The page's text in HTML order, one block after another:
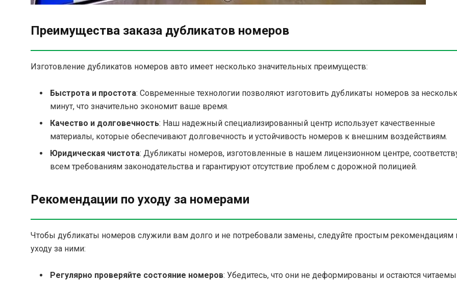
Преимущества заказа дубликатов номеров
Изготовление дубликатов номеров авто имеет несколько значительных преимуществ:
Быстрота и простота: Современные технологии позволяют изготовить дубликаты номеров за
минут, что значительно экономит ваше время.
Качество и долговечность: Наш надежный специализированный центр использует качественные
материалы, которые обеспечивают долговечность и устойчивость номеров к внешним воздействиям.
Юридическая чистота: Дубликаты номеров, изготовленные в нашем лицензионном центре,
всем требованиям законодательства и гарантируют отсутствие проблем с дорожной полицией.
Рекомендации по уходу за номерами
Чтобы дубликаты номеров служили вам долго и не потребовали замены, следуйте простым рекомендациям
уходу за ними:
Регулярно проверяйте состояние номеров: Убедитесь, что они не деформированы и остаются